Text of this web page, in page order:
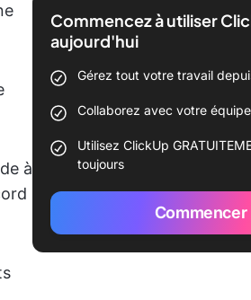
à
Commencez à utiliser
aujourd'hui
Gérez tout votre travail
Collaborez avec votre équipe
Utilisez ClickUp
toujours
Commencer